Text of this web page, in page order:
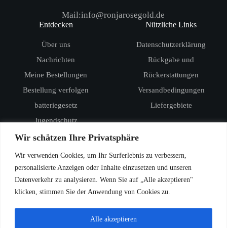
Wir schätzen Ihre Privatsphäre
Wir verwenden Cookies, um Ihr Surferlebnis zu verbessern,
personalisierte Anzeigen oder Inhalte einzusetzen und unseren
Datenverkehr zu analysieren. Wenn Sie auf „Alle akzeptieren"
klicken, stimmen Sie der Anwendung von Cookies zu.
Alle akzeptieren
Mail:info@ronjarosegold.de
Entdecken
Über uns
Nachrichten
Meine Bestellungen
Bestellung verfolgen
batteriegesetz
Jugendschutz
Nützliche Links
Datenschutzerklärung
Rückgabe und
Rückerstattungen
Versandbedingungen
Liefergebiete
RandM Digital Box 12000
RandM Tornado 15000
Vozol Star 20000
Vozol Star 40000